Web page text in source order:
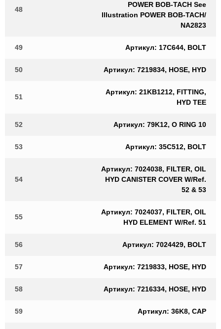
48
POWER BOB-TACH See
Illustration POWER BOB-TACH/
NA2823
49 Артикул: 17C644, BOLT
50 Артикул: 7219834, HOSE, HYD
51
Артикул: 21KB1212, FITTING,
HYD TEE
52 Артикул: 79K12, O RING 10
53 Артикул: 35C512, BOLT
54
Артикул: 7024038, FILTER, OIL
HYD CANISTER COVER W/Ref.
52 & 53
55
Артикул: 7024037, FILTER, OIL
HYD ELEMENT W/Ref. 51
56 Артикул: 7024429, BOLT
57 Артикул: 7219833, HOSE, HYD
58 Артикул: 7216334, HOSE, HYD
59 Артикул: 36K8, CAP